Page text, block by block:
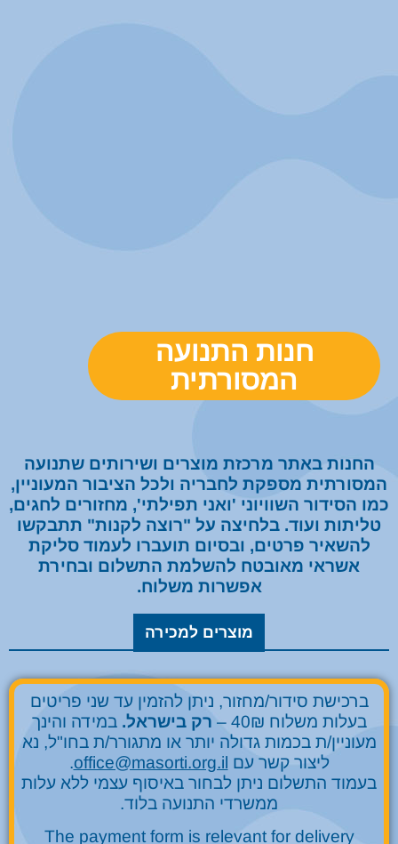
חנות התנועה
המסורתית
החנות באתר מרכזת מוצרים ושירותים שתנועה
המסורתית מספקת לחבריה ולכל הציבור המעוניין,
כמו הסידור השוויוני 'ואני תפילתי', מחזורים לחגים,
טליתות ועוד. בלחיצה על "רוצה לקנות" תתבקשו
להשאיר פרטים, ובסיום תועברו לעמוד סליקת
אשראי מאובטח להשלמת התשלום ובחירת
אפשרות משלוח.
מוצרים למכירה
ברכישת סידור/מחזור, ניתן להזמין עד שני פריטים
בעלות משלוח 40₪ –
רק בישראל. במידה והינך
מעוניין/ת בכמות גדולה יותר או מתגורר/ת בחו"ל, נא
ליצור קשר עם office@masorti.org.il
.
בעמוד התשלום ניתן לבחור באיסוף עצמי ללא עלות
ממשרדי התנועה בלוד.
The payment form is relevant for delivery